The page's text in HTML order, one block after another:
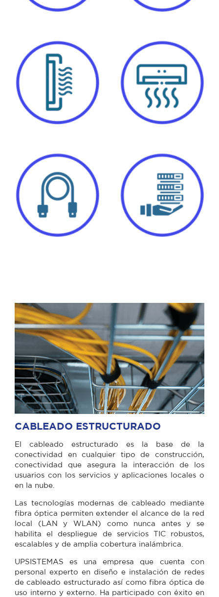
CABLEADO ESTRUCTURADO
El cableado estructurado es la base de la
conectividad en cualquier tipo de construcción,
conectividad que asegura la interacción de los
usuarios con los servicios y aplicaciones locales o
en la nube.
Las tecnologías modernas de cableado mediante
fibra óptica permiten extender el alcance de la red
local (LAN y WLAN) como nunca antes y se
habilita el despliegue de servicios TIC robustos,
escalables y de amplia cobertura inalámbrica.
UPSISTEMAS es una empresa que cuenta con
personal experto en diseño e instalación de redes
de cableado estructurado así como fibra óptica de
uso interno y externo. Ha participado con éxito en